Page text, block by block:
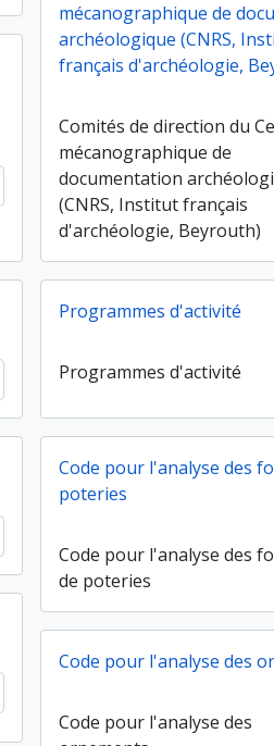
mécanographique de
archéologique (CNRS,
français d'archéologie,
Comités de direction du
mécanographique de
documentation
(CNRS, Institut français
d'archéologie, Beyrouth)
Ajouter au presse-papier
Ajouter au presse-papier
Programmes d'activité
Programmes d'activité
Code pour l'analyse des
poteries
Code pour l'analyse des
de poteries
Code pour l'analyse des
Code pour l'analyse des